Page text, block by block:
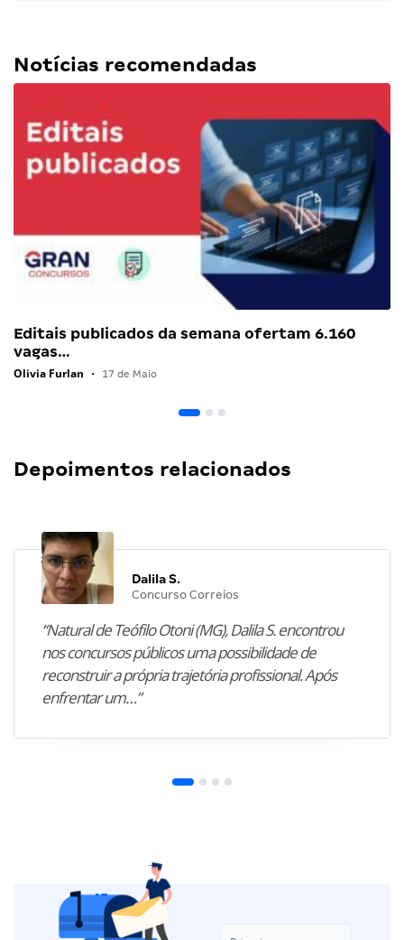
Notícias recomendadas
Editais publicados da semana ofertam 6.160
vagas…
Olivia Furlan • 17 de Maio
Depoimentos relacionados
Dalila S.
Concurso Correios
“Natural de Teófilo Otoni (MG), Dalila S. encontrou
nos concursos públicos uma possibilidade de
reconstruir a própria trajetória profissional. Após
enfrentar um…”